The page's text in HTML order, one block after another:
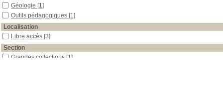
Géologie [1]
Outils pédagogiques [1]
Localisation
Libre accès [3]
Section
Grandes collections [1]